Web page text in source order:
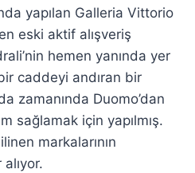
yapılan Galleria Vittorio
eski aktif alışveriş
hemen yanında yer
caddeyi andıran bir
zamanında Duomo’dan
sağlamak için yapılmış.
markalarının